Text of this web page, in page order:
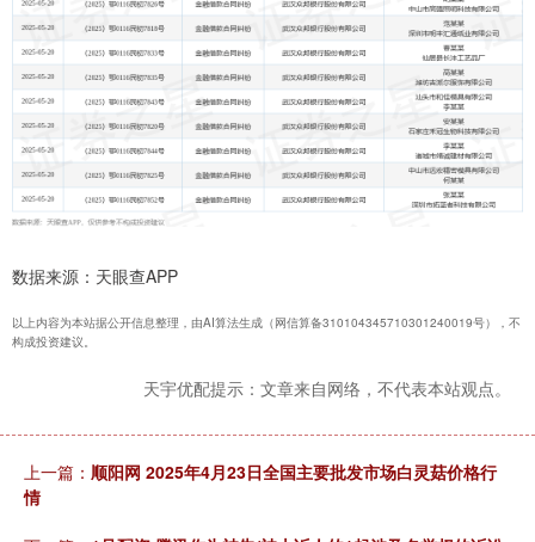
数据来源：天眼查APP
以上内容为本站据公开信息整理，由AI算法生成（网信算备310104345710301240019号），不
构成投资建议。
天宇优配提示：文章来自网络，不代表本站观点。
上一篇： 顺阳网 2025年4月23日全国主要批发市场白灵菇价格行
情